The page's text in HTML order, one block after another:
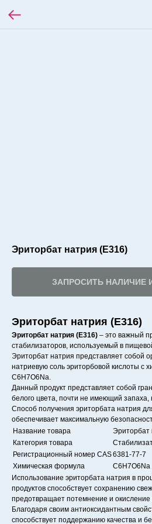
Эриторбат натрия (Е316)
ЗАПРОСИТЬ НАЛИЧИЕ
Эриторбат натрия (Е316)
Эриторбат натрия (Е316) – это важный
стабилизаторов, используемый в
Эриторбат натрия представляет собой
натриевую соль эриторбовой кислоты с
C6H7O6Na.
Данный продукт представляет собой
белого цвета, почти не имеющий запаха,
Способ получения эриторбата натрия
обеспечивает максимальную
Название товара
Эриторбат
Категория товара
Регистрационный номер CAS6381-77-7
Химическая формула
C6H7O6Na
Использование эриторбата натрия в
продуктов способствует сохранению
предотвращает потемнение и
Благодаря своим антиоксидантным
способствует поддержанию качества и